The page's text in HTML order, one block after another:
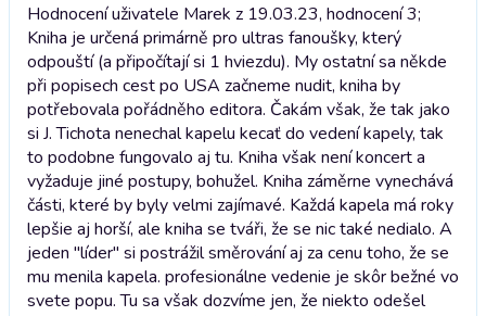
Hodnocení uživatele Marek z 19.03.23, hodnocení 3;
Kniha je určená primárně pro ultras fanoušky, který
odpouští (a připočítají si 1 hviezdu). My ostatní sa někde
při popisech cest po USA začneme nudit, kniha by
potřebovala pořádněho editora. Čakám však, že tak jako
si J. Tichota nenechal kapelu kecať do vedení kapely, tak
to podobne fungovalo aj tu. Kniha však není koncert a
vyžaduje jiné postupy, bohužel. Kniha záměrne vynechává
části, které by byly velmi zajímavé. Každá kapela má roky
lepšie aj horší, ale kniha se tváři, že se nic také nedialo. A
jeden "líder" si postrážil směrování aj za cenu toho, že se
mu menila kapela. profesionálne vedenie je skôr bežné vo
svete popu. Tu sa však dozvíme jen, že niekto odešel